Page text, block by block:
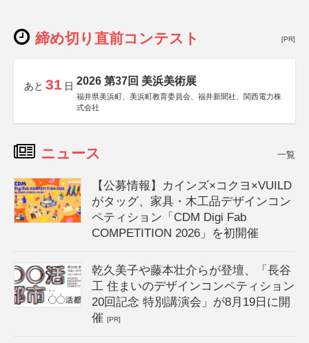
締め切り直前コンテスト [PR]
あと 31 日 2026 第37回 美浜美術展
福井県美浜町、美浜町教育委員会、福井新聞社、関西電力株
式会社
ニュース 一覧
【公募情報】カインズ×コクヨ×VUILD
がタッグ、家具・木工品デザインコン
ペティション「CDM Digi Fab
COMPETITION 2026」を初開催
乾久美子や藤本壮介らが登壇、「長谷
工 住まいのデザインコンペティション
20回記念 特別講演会」が8月19日に開
催[PR]